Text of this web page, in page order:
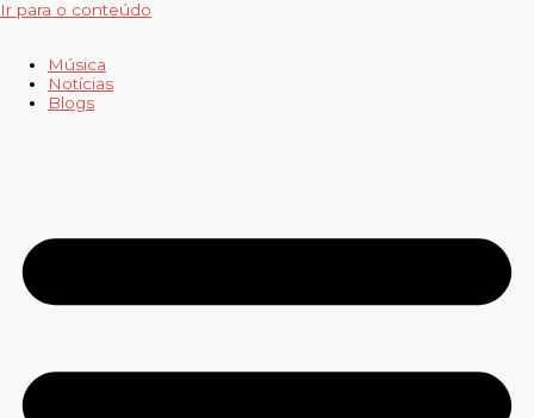
Ir para o conteúdo
Música
Notícias
Blogs